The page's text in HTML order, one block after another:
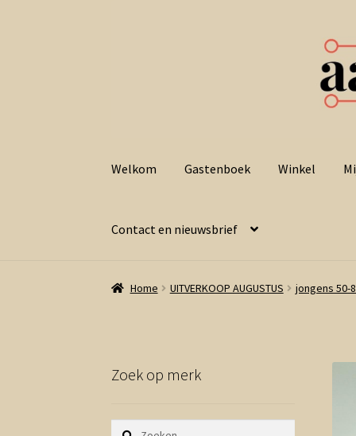
door
naar
Welkom Gastenboek Winkel
Contact en nieuwsbrief
Home UITVERKOOP AUGUSTUS jongens 50-
Zoek op merk
Zoeken